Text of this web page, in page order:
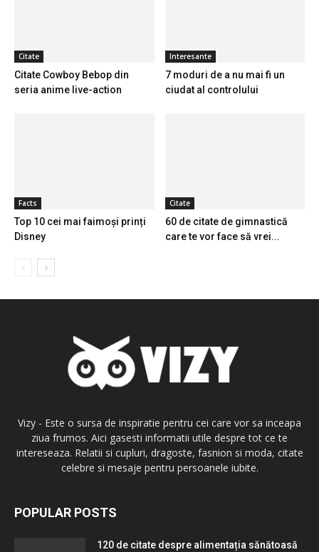
Citate
Citate Cowboy Bebop din
seria anime live-action
Interesante
7 moduri de a nu mai fi un
ciudat al controlului
Facts
Top 10 cei mai faimoși prinți
Disney
Citate
60 de citate de gimnastică
care te vor face să vrei...
Vizy - Este o sursa de inspiratie pentru cei care vor sa inceapa
ziua frumos. Aici gasesti informatii utile despre tot ce te
intereseaza. Relatii si cupluri, dragoste, fasnion si moda, citate
celebre si mesaje pentru persoanele iubite.
POPULAR POSTS
120 de citate despre alimentația sănătoasă